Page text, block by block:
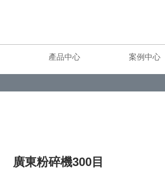
產品中心 案例中心
廣東粉碎機300目